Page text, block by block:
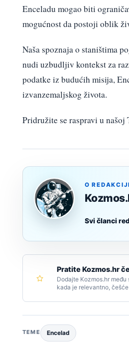
Enceladu mogao biti
mogućnost da postoji oblik
Naša spoznaja o staništima
nudi uzbudljiv kontekst za
podatke iz budućih misija,
izvanzemaljskog života.
Pridružite se raspravi u
O REDAKCIJI
Svi članci
Pratite Kozmos.hr
Dodajte Kozmos.hr
kada je relevantno,
TEME Encelad